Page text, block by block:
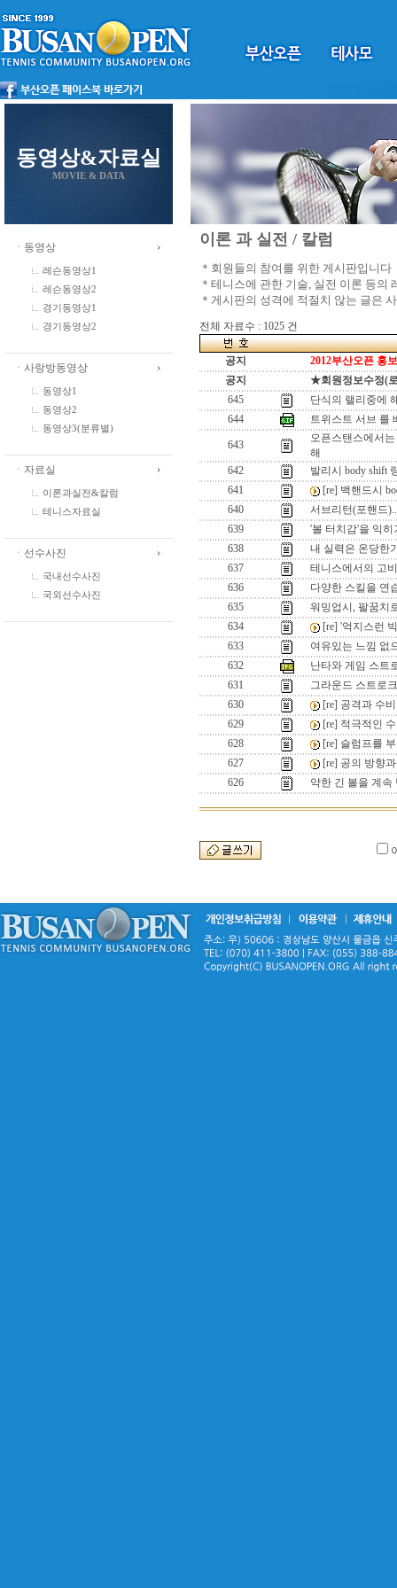
동영상&자료실
MOVIE & DATA
ㆍ동영상
레슨동영상1
레슨동영상2
경기동영상1
경기동영상2
ㆍ사랑방동영상
동영상1
동영상2
동영상3(분류별)
ㆍ자료실
이론과실전&칼럼
테니스자료실
ㆍ선수사진
국내선수사진
국외선수사진
이론 과 실전 / 칼럼
＊회원들의 참여를 위한 게시판입니다
＊테니스에 관한 기술, 실전 이론 등의
＊게시판의 성격에 적절치 않는 글은
전체 자료수 : 1025 건
공지
2012부산오픈 홍
공지
★회원정보수정(
645
단식의 랠리중에
644
트위스트 서브 를
643
오픈스탠스에서
해
642
발리시 body shift
641
[re] 백핸드시
640
서브리턴(포핸드
639
'볼 터치감'을 익히
638
내 실력은 온당한
637
테니스에서의 고
636
다양한 스킬을 연
635
워밍업시, 팔꿈치
634
[re] '억지스런
633
여유있는 느낌 없
632
난타와 게임 스트
631
그라운드 스트로
630
[re] 공격과 수
629
[re] 적극적인
628
[re] 슬럼프를
627
[re] 공의 방향
626
약한 긴 볼을 계속